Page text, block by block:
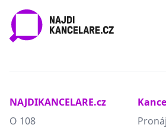
NAJDIKANCELARE.cz
O 108